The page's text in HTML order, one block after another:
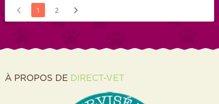
1 2
À PROPOS DE DIRECT-VET